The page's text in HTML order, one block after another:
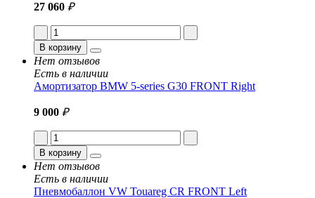
27 060 ₽
В корзину
Нет отзывов
Есть в наличии
Амортизатор BMW 5-series G30 FRONT Right
9 000 ₽
В корзину
Нет отзывов
Есть в наличии
Пневмобаллон VW Touareg CR FRONT Left